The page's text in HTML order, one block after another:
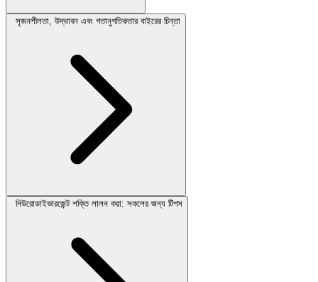
সৃজনশীলতা, উদ্ভাবন এবং গতানুগতিকতার বাইরের চিন্তা
নিউরোডাইভারজেন্ট শক্তি লালন করা: সকলের জন্য টিপস